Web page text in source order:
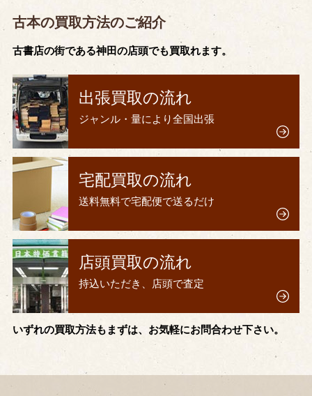
古本の買取方法のご紹介
古書店の街である神田の店頭でも買取れます。
出張買取の流れ
ジャンル・量により全国出張
宅配買取の流れ
送料無料で宅配便で送るだけ
店頭買取の流れ
持込いただき、店頭で査定
いずれの買取方法もまずは、お気軽にお問合わせ下さい。